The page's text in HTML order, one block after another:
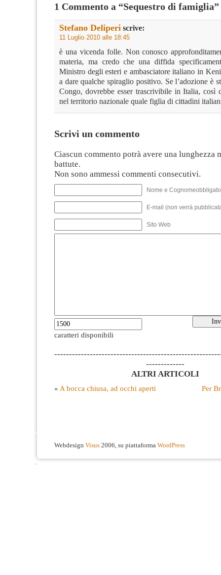
1 Commento a “Sequestro di famiglia”
Stefano Deliperi scrive:
11 Luglio 2010 alle 18:45
è una vicenda folle. Non conosco
materia, ma credo che una diffida
Ministro degli esteri e ambasciatore italiano in
a dare qualche spiraglio positivo. Se l’adozione è
Congo, dovrebbe esser trascrivibile in Italia, così
nel territorio nazionale quale figlia di cittadini
Scrivi un commento
Ciascun commento potrà avere una lunghezza
battute.
Non sono ammessi commenti consecutivi.
Nome e
E-mail (non verrà
Sito Web
caratteri disponibili
-------------
ALTRI ARTICOLI
« A bocca chiusa, ad occhi aperti Per
Webdesign Visus 2006, su piattaforma WordPress